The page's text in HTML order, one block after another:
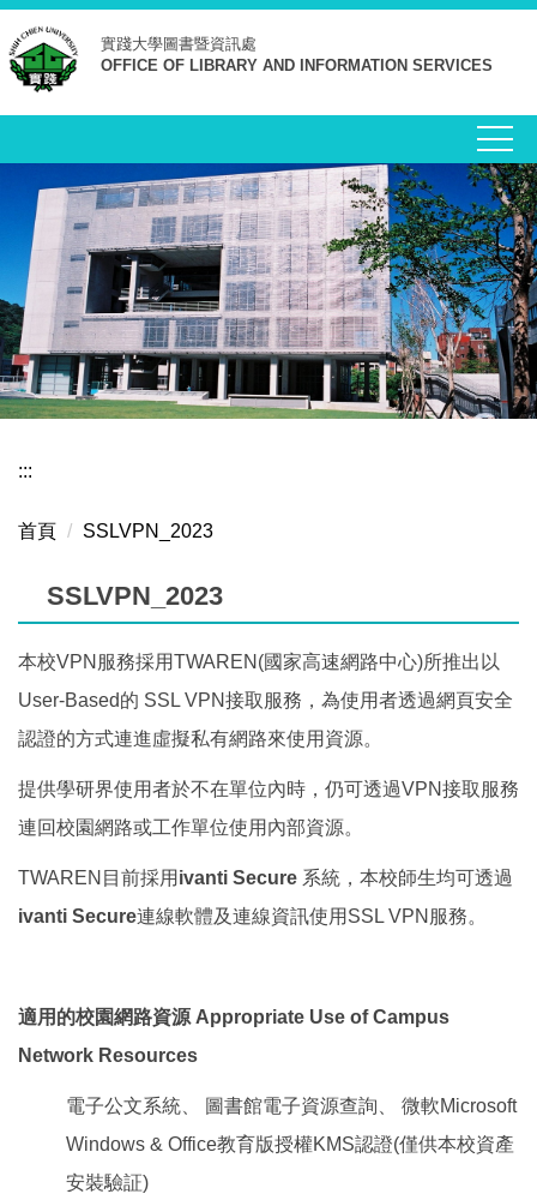
跳
到
主
要
實踐大學圖書暨資訊處
OFFICE OF LIBRARY AND INFORMATION SERVICES
:::
首頁 SSLVPN_2023
SSLVPN_2023
本校VPN服務採用TWAREN(國家高速網路中心)所推出以
User-Based的 SSL VPN接取服務，為使用者透過網頁安全
認證的方式連進虛擬私有網路來使用資源。
提供學研界使用者於不在單位內時，仍可透過VPN接取服務
連回校園網路或工作單位使用內部資源。
TWAREN目前採用 ivanti Secure 系統，本校師生均可透過
ivanti Secure連線軟體及連線資訊使用SSL VPN服務。
適用的校園網路資源 Appropriate Use of Campus
Network Resources
電子公文系統、 圖書館電子資源查詢、 微軟Microsoft
Windows & Office教育版授權KMS認證(僅供本校資產
安裝驗証)